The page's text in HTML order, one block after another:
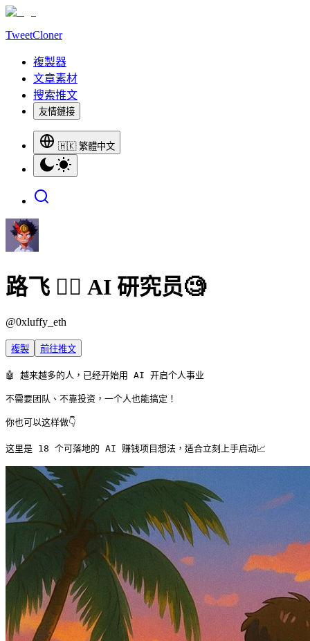
TweetCloner
複製器
文章素材
搜索推文
友情鏈接
🇭🇰 繁體中文
路飞 🏴‍☠️ AI 研究员🧐
@0xluffy_eth
複製 前往推文
🤖 越来越多的人，已经开始用 AI 开启个人事业
不需要团队、不靠投资，一个人也能搞定！
你也可以这样做👇
这里是 18 个可落地的 AI 赚钱项目想法，适合立刻上手启动📈